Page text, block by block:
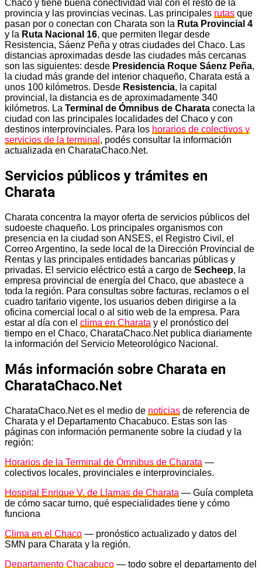
Chaco y tiene buena conectividad vial con el resto de la
provincia y las provincias vecinas. Las principales rutas que
pasan por o conectan con Charata son la Ruta Provincial 4
y la Ruta Nacional 16, que permiten llegar desde
Resistencia, Sáenz Peña y otras ciudades del Chaco. Las
distancias aproximadas desde las ciudades más cercanas
son las siguientes: desde Presidencia Roque Sáenz Peña,
la ciudad más grande del interior chaqueño, Charata está a
unos 100 kilómetros. Desde Resistencia, la capital
provincial, la distancia es de aproximadamente 340
kilómetros. La Terminal de Ómnibus de Charata conecta la
ciudad con las principales localidades del Chaco y con
destinos interprovinciales. Para los horarios de colectivos y
servicios de la terminal , podés consultar la información
actualizada en CharataChaco.Net.
Servicios públicos y trámites en
Charata
Charata concentra la mayor oferta de servicios públicos del
sudoeste chaqueño. Los principales organismos con
presencia en la ciudad son ANSES, el Registro Civil, el
Correo Argentino, la sede local de la Dirección Provincial de
Rentas y las principales entidades bancarias públicas y
privadas. El servicio eléctrico está a cargo de Secheep, la
empresa provincial de energía del Chaco, que abastece a
toda la región. Para consultas sobre facturas, reclamos o el
cuadro tarifario vigente, los usuarios deben dirigirse a la
oficina comercial local o al sitio web de la empresa. Para
estar al día con el clima en Charata y el pronóstico del
tiempo en el Chaco, CharataChaco.Net publica diariamente
la información del Servicio Meteorológico Nacional.
Más información sobre Charata en
CharataChaco.Net
CharataChaco.Net es el medio de noticias de referencia de
Charata y el Departamento Chacabuco. Estas son las
páginas con información permanente sobre la ciudad y la
región:
Horarios de la Terminal de Ómnibus de Charata —
colectivos locales, provinciales e interprovinciales.
Hospital Enrique V. de Llamas de Charata — Guía completa
de cómo sacar turno, qué especialidades tiene y cómo
funciona
Clima en el Chaco — pronóstico actualizado y datos del
SMN para Charata y la región.
Departamento Chacabuco — todo sobre el departamento del